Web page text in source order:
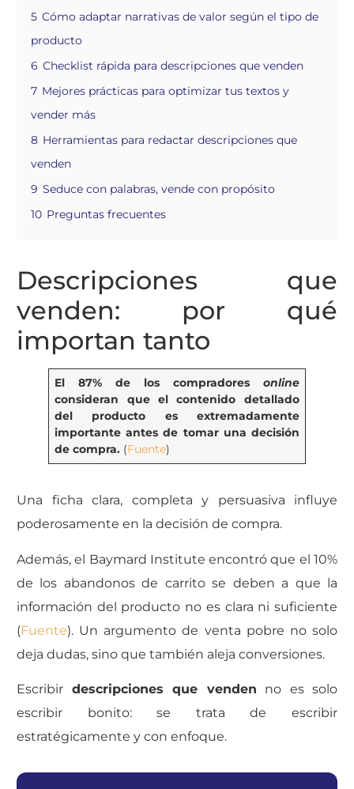
5 Cómo adaptar narrativas de valor según el tipo de
producto
6 Checklist rápida para descripciones que venden
7 Mejores prácticas para optimizar tus textos y
vender más
8 Herramientas para redactar descripciones que
venden
9 Seduce con palabras, vende con propósito
10 Preguntas frecuentes
Descripciones que
venden: por qué
importan tanto
El 87% de los compradores online
consideran que el contenido detallado
del producto es extremadamente
importante antes de tomar una decisión
de compra. (Fuente)
Una ficha clara, completa y persuasiva influye
poderosamente en la decisión de compra.
Además, el Baymard Institute encontró que el 10%
de los abandonos de carrito se deben a que la
información del producto no es clara ni suficiente
(Fuente). Un argumento de venta pobre no solo
deja dudas, sino que también aleja conversiones.
Escribir descripciones que venden no es solo
escribir bonito: se trata de escribir
estratégicamente y con enfoque.